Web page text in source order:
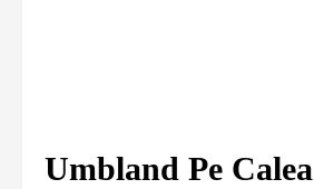
Umbland Pe Calea